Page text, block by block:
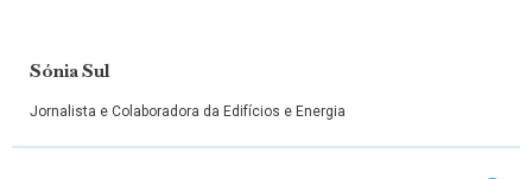
Sónia Sul
Jornalista e Colaboradora da Edifícios e Energia